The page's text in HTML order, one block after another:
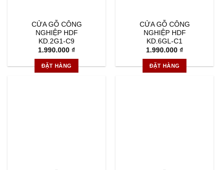
CỬA GỖ CÔNG
NGHIỆP HDF
KD.2G1-C9
1.990.000 ₫
ĐẶT HÀNG
CỬA GỖ CÔNG
NGHIỆP HDF
KD.6GL-C1
1.990.000 ₫
ĐẶT HÀNG